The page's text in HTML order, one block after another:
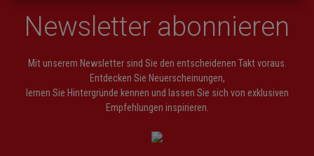
Newsletter abonnieren
Mit unserem Newsletter sind Sie den entscheidenen Takt voraus.
Entdecken Sie Neuerscheinungen,
lernen Sie Hintergründe kennen und lassen Sie sich von exklusiven
Empfehlungen inspirieren.